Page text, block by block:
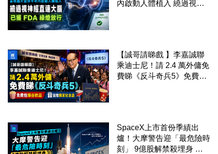
內啟動人體植入 繞過視神
【誠哥請睇戲 】李嘉誠聯
乘迪士尼！請 2.4 萬外傭免
費睇《反斗奇兵5》免費包
SpaceX上市首份季績出
爐！大摩警告迎「最危險時
刻」 9億股解禁殺埋身 拆